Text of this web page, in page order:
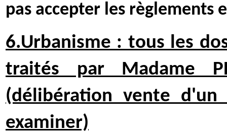
pas accepter les règlements
6.Urbanisme : tous les
traités par Madame
(délibération vente
examiner)